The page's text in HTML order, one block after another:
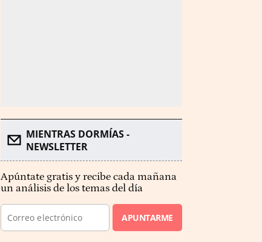
MIENTRAS DORMÍAS -
NEWSLETTER
Apúntate gratis y recibe cada mañana
un análisis de los temas del día
APUNTARME